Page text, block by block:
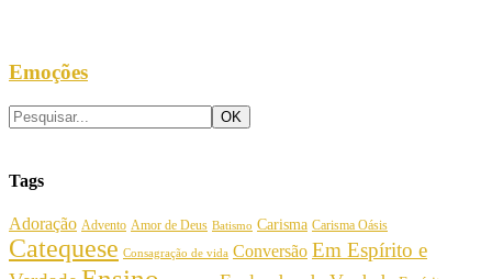
Emoções
Tags
Adoração Advento Amor de Deus Batismo Carisma Carisma Oásis
Catequese Consagração de vida Conversão Em Espírito e